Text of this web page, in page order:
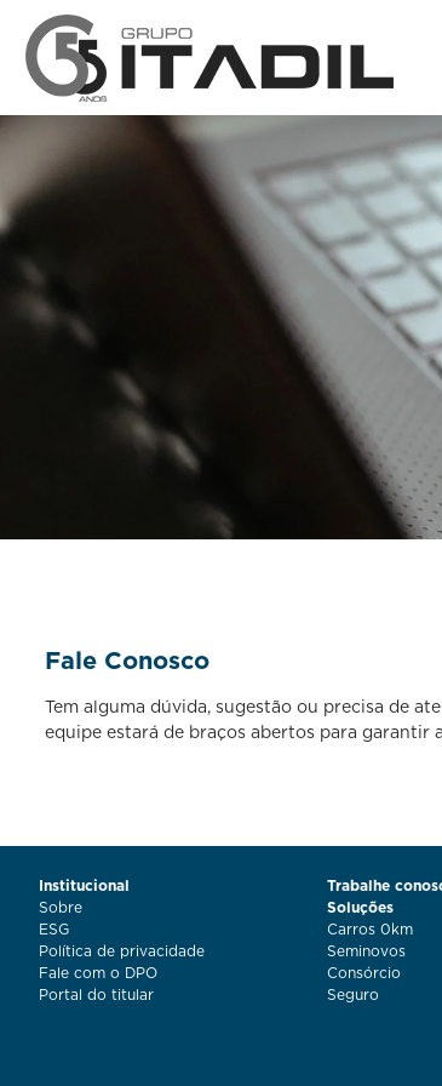
Fale Conosco
Tem alguma dúvida, sugestão ou precisa de
equipe estará de braços abertos para garantir
Institucional
Sobre
ESG
Política de privacidade
Fale com o DPO
Portal do titular
Trabalhe
Soluções
Carros 0km
Seminovos
Consórcio
Seguro